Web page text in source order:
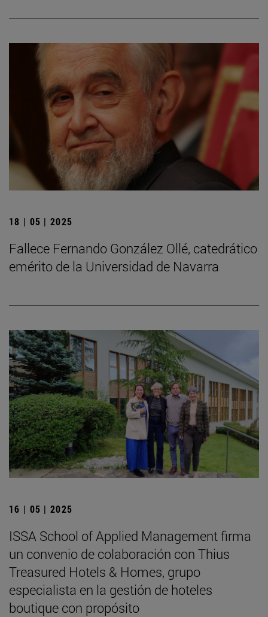
18 | 05 | 2025
Fallece Fernando González Ollé, catedrático
emérito de la Universidad de Navarra
16 | 05 | 2025
ISSA School of Applied Management firma
un convenio de colaboración con Thius
Treasured Hotels & Homes, grupo
especialista en la gestión de hoteles
boutique con propósito